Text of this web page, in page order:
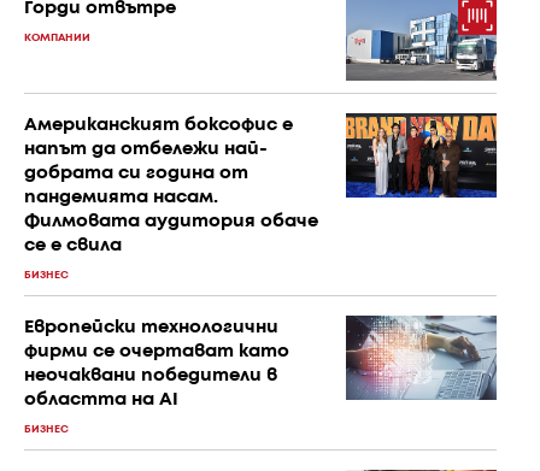
Горди отвътре
КОМПАНИИ
Американският боксофис е
напът да отбележи най-
добрата си година от
пандемията насам.
Филмовата аудитория обаче
се е свила
БИЗНЕС
Европейски технологични
фирми се очертават като
неочаквани победители в
областта на AI
БИЗНЕС